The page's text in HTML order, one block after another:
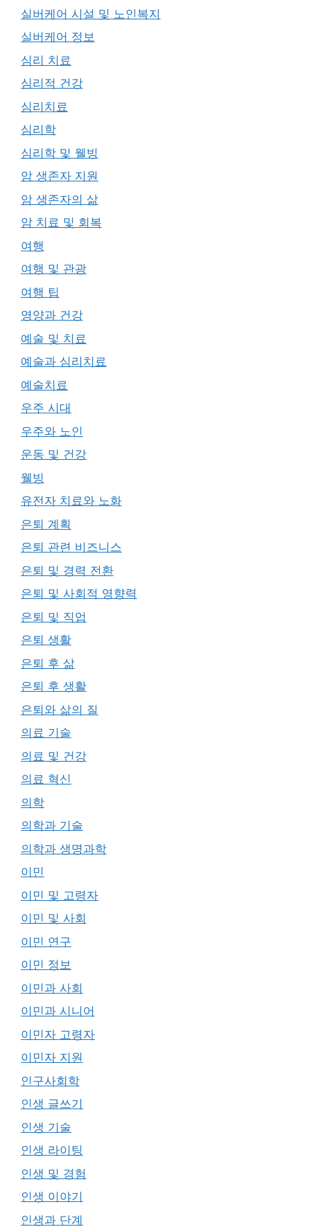
실버케어 시설 및 노인복지
실버케어 정보
심리 치료
심리적 건강
심리치료
심리학
심리학 및 웰빙
암 생존자 지원
암 생존자의 삶
암 치료 및 회복
여행
여행 및 관광
여행 팁
영양과 건강
예술 및 치료
예술과 심리치료
예술치료
우주 시대
우주와 노인
운동 및 건강
웰빙
유전자 치료와 노화
은퇴 계획
은퇴 관련 비즈니스
은퇴 및 경력 전환
은퇴 및 사회적 영향력
은퇴 및 직업
은퇴 생활
은퇴 후 삶
은퇴 후 생활
은퇴와 삶의 질
의료 기술
의료 및 건강
의료 혁신
의학
의학과 기술
의학과 생명과학
이민
이민 및 고령자
이민 및 사회
이민 연구
이민 정보
이민과 사회
이민과 시니어
이민자 고령자
이민자 지원
인구사회학
인생 글쓰기
인생 기술
인생 라이팅
인생 및 경험
인생 이야기
인생과 단계